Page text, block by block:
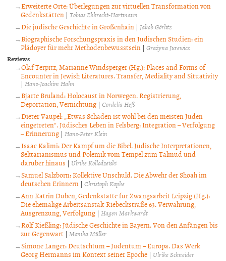
Erweiterte Orte: Überlegungen zur virtuellen Transformation von
Gedenkstätten | Tobias Ebbrecht-Hartmann
Die jüdische Geschichte in Großenhain | Jakob Görlitz
Biographische Forschungspraxis in den Jüdischen Studien: ein
Plädoyer für mehr Methodenbewusstsein | Grażyna Jurewicz
Reviews
Olaf Terpitz, Marianne Windsperger (Hg.): Places and Forms of
Encounter in Jewish Literatures. Transfer, Mediality and Situativity
| Hans-Joachim Hahn
Bjarte Bruland: Holocaust in Norwegen. Registrierung,
Deportation, Vernichtung | Cordelia Heß
Dieter Vaupel: „Etwas Schaden ist wohl bei den meisten Juden
eingetreten“. Jüdisches Leben in Felsberg: Integration – Verfolgung
– Erinnerung | Hans-Peter Klein
Isaac Kalimi: Der Kampf um die Bibel. Jüdische Interpretationen,
Sektarianismus und Polemik vom Tempel zum Talmud und
darüber hinaus | Ulrike Kollodzeiski
Samuel Salzborn: Kollektive Unschuld. Die Abwehr der Shoah im
deutschen Erinnern | Christoph Kopke
Ann Katrin Düben, Gedenkstätte für Zwangsarbeit Leipzig (Hg.):
Die ehemalige Arbeitsanstalt Riebeckstraße 63. Verwahrung,
Ausgrenzung, Verfolgung | Hagen Markwardt
Rolf Kießling: Jüdische Geschichte in Bayern. Von den Anfängen bis
zur Gegenwart | Monika Müller
Simone Langer: Deutschtum – Judentum – Europa. Das Werk
Georg Hermanns im Kontext seiner Epoche | Ulrike Schneider